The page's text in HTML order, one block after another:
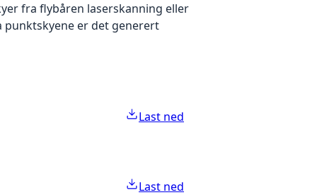
fra flybåren laserskanning eller
punktskyene er det generert
Last ned
Last ned